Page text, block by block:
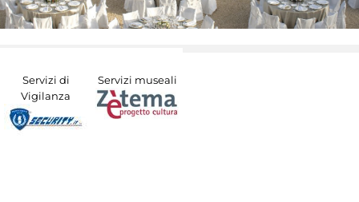
Servizi di
Vigilanza
Servizi museali